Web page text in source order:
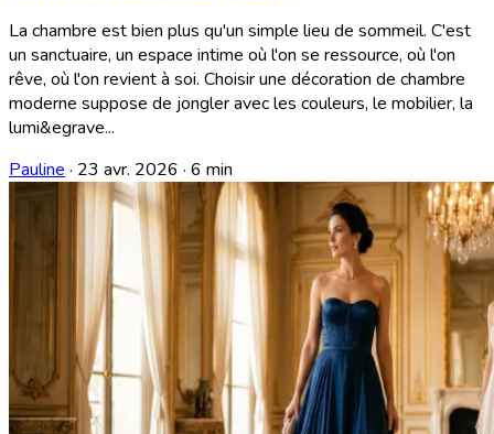
La chambre est bien plus qu'un simple lieu de sommeil. C'est
un sanctuaire, un espace intime où l'on se ressource, où l'on
rêve, où l'on revient à soi. Choisir une décoration de chambre
moderne suppose de jongler avec les couleurs, le mobilier, la
lumi&egrave...
Pauline · 23 avr. 2026 · 6 min